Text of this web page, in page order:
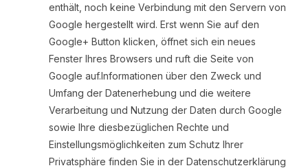
enthält, noch keine Verbindung mit den Servern von
Google hergestellt wird. Erst wenn Sie auf den
Google+ Button klicken, öffnet sich ein neues
Fenster Ihres Browsers und ruft die Seite von
Google auf.Informationen über den Zweck und
Umfang der Datenerhebung und die weitere
Verarbeitung und Nutzung der Daten durch Google
sowie Ihre diesbezüglichen Rechte und
Einstellungsmöglichkeiten zum Schutz Ihrer
Privatsphäre finden Sie in der Datenschutzerklärung